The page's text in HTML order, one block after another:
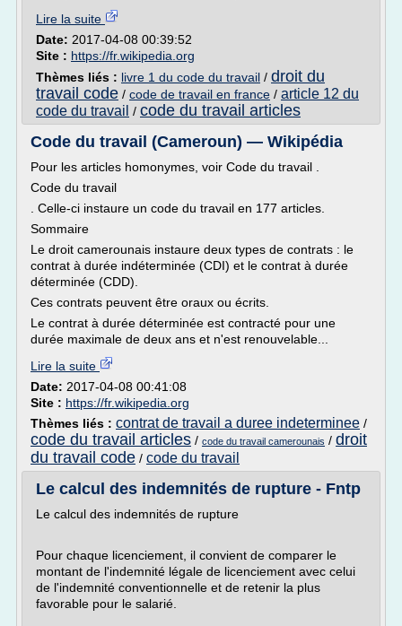
Lire la suite
Date: 2017-04-08 00:39:52
Site : https://fr.wikipedia.org
Thèmes liés : livre 1 du code du travail / droit du
travail code / code de travail en france / article 12 du
code du travail / code du travail articles
Code du travail (Cameroun) — Wikipédia
Pour les articles homonymes, voir Code du travail .
Code du travail
. Celle-ci instaure un code du travail en 177 articles.
Sommaire
Le droit camerounais instaure deux types de contrats : le
contrat à durée indéterminée (CDI) et le contrat à durée
déterminée (CDD).
Ces contrats peuvent être oraux ou écrits.
Le contrat à durée déterminée est contracté pour une
durée maximale de deux ans et n'est renouvelable...
Lire la suite
Date: 2017-04-08 00:41:08
Site : https://fr.wikipedia.org
Thèmes liés : contrat de travail a duree indeterminee /
code du travail articles / code du travail camerounais / droit
du travail code / code du travail
Le calcul des indemnités de rupture - Fntp
Le calcul des indemnités de rupture
Pour chaque licenciement, il convient de comparer le
montant de l'indemnité légale de licenciement avec celui
de l'indemnité conventionnelle et de retenir la plus
favorable pour le salarié.